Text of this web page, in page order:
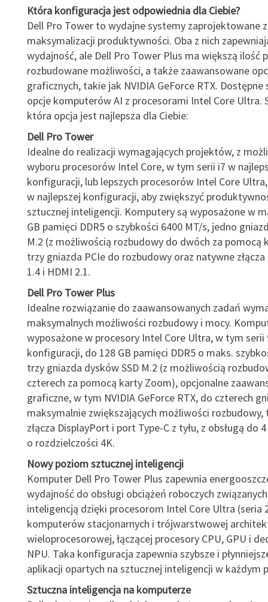
Która konfiguracja jest odpowiednia dla Ciebie?
Dell Pro Tower to wydajne systemy zaprojektowane
maksymalizacji produktywności. Oba z nich
wydajność, ale Dell Pro Tower Plus ma większą ilość
rozbudowane możliwości, a także zaawansowane
graficznych, takie jak NVIDIA GeForce RTX. Dostępne
opcje komputerów AI z procesorami Intel Core Ultra.
która opcja jest najlepsza dla Ciebie:
Dell Pro Tower
Idealne do realizacji wymagających projektów, z
wyboru procesorów Intel Core, w tym serii i7 w
konfiguracji, lub lepszych procesorów Intel Core
w najlepszej konfiguracji, aby zwiększyć
sztucznej inteligencji. Komputery są wyposażone w
GB pamięci DDR5 o szybkości 6400 MT/s, jedno
M.2 (z możliwością rozbudowy do dwóch za pomocą
trzy gniazda PCIe do rozbudowy oraz natywne
1.4 i HDMI 2.1.
Dell Pro Tower Plus
Idealne rozwiązanie do zaawansowanych zadań
maksymalnych możliwości rozbudowy i mocy.
wyposażone w procesory Intel Core Ultra, w tym serii
konfiguracji, do 128 GB pamięci DDR5 o maks.
trzy gniazda dysków SSD M.2 (z możliwością
czterech za pomocą karty Zoom), opcjonalne
graficzne, w tym NVIDIA GeForce RTX, do czterech
maksymalnie zwiększających możliwości rozbudowy,
złącza DisplayPort i port Type-C z tyłu, z obsługą do
o rozdzielczości 4K.
Nowy poziom sztucznej inteligencji
Komputer Dell Pro Tower Plus zapewnia
wydajność do obsługi obciążeń roboczych
inteligencją dzięki procesorom Intel Core Ultra (seria
komputerów stacjonarnych i trójwarstwowej
wieloprocesorowej, łączącej procesory CPU, GPU i
NPU. Taka konfiguracja zapewnia szybsze i
aplikacji opartych na sztucznej inteligencji w każdym
Sztuczna inteligencja na komputerze